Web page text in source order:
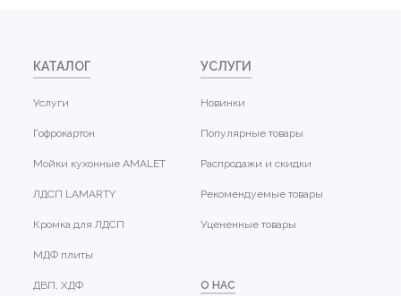
КАТАЛОГ
Услуги
Гофрокартон
Мойки кухонные AMALET
ЛДСП LAMARTY
Кромка для ЛДСП
МДФ плиты
ДВП, ХДФ
УСЛУГИ
Новинки
Популярные товары
Распродажи и скидки
Рекомендуемые товары
Уцененные товары
О НАС